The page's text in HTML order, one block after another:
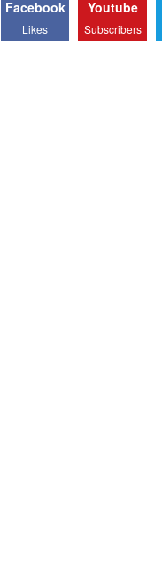
Facebook
Likes
Youtube
Subscribers